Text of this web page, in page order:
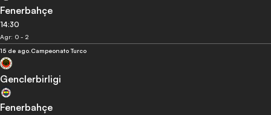
Fenerbahçe
14:30
Agr: 0 - 2
15 de ago.Campeonato Turco
Genclerbirligi
Fenerbahçe